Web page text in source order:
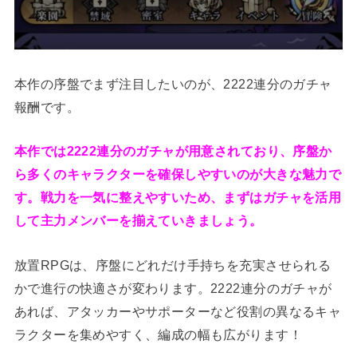
本作の序盤でまず注目したいのが、2222連分のガチャ
報酬です。
本作では2222連分のガチャが用意されており、序盤か
ら多くのキャラクターを確保しやすいのが大きな魅力で
す。戦力を一気に整えやすいため、まずはガチャを活用
して主力メンバーを揃えていきましょう。
放置RPGは、序盤にどれだけ手持ちを充実させられる
かで進行の快適さが変わります。2222連分のガチャが
あれば、アタッカーやサポーターなど役割の異なるキャ
ラクターを集めやすく、編成の幅も広がります！